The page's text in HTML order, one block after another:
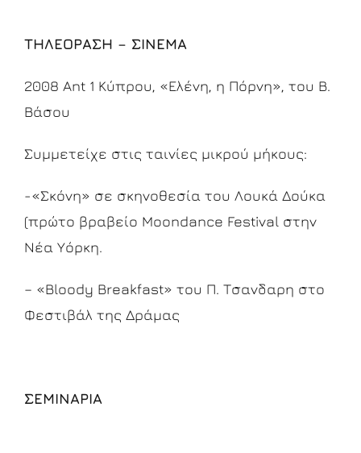
ΤΗΛΕΟΡΑΣΗ – ΣΙΝΕΜΑ
2008 Ant 1 Κύπρου, «Ελένη, η Πόρνη», του Β.
Βάσου
Συμμετείχε στις ταινίες μικρού μήκους:
-«Σκόνη» σε σκηνοθεσία του Λουκά Δούκα
(πρώτο βραβείο Moondance Festival στην
Νέα Υόρκη.
– «Bloody Breakfast» του Π. Τσανδαρη στο
Φεστιβάλ της Δράμας
ΣΕΜΙΝΑΡΙΑ